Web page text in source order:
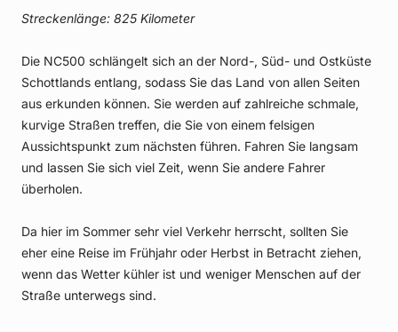
Streckenlänge: 825 Kilometer
Die NC500 schlängelt sich an der Nord-, Süd- und Ostküste
Schottlands entlang, sodass Sie das Land von allen Seiten
aus erkunden können. Sie werden auf zahlreiche schmale,
kurvige Straßen treffen, die Sie von einem felsigen
Aussichtspunkt zum nächsten führen. Fahren Sie langsam
und lassen Sie sich viel Zeit, wenn Sie andere Fahrer
überholen.
Da hier im Sommer sehr viel Verkehr herrscht, sollten Sie
eher eine Reise im Frühjahr oder Herbst in Betracht ziehen,
wenn das Wetter kühler ist und weniger Menschen auf der
Straße unterwegs sind.